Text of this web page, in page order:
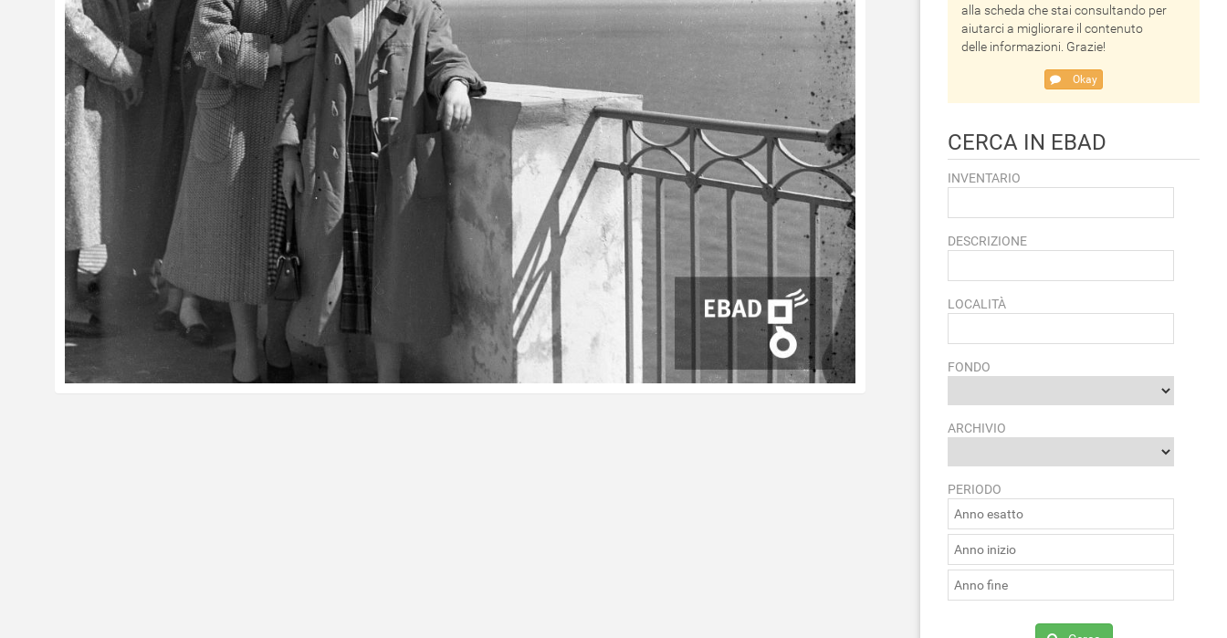
alla scheda che stai consultando per
aiutarci a migliorare il contenuto
delle informazioni. Grazie!
Okay
CERCA IN EBAD
INVENTARIO
DESCRIZIONE
LOCALITÀ
FONDO
ARCHIVIO
PERIODO